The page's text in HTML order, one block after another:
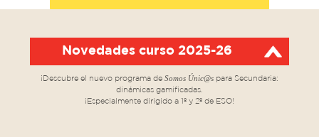
Novedades curso 2025-26
¡Descubre el nuevo programa de Somos Únic@s para Secundaria:
dinámicas gamificadas.
¡Especialmente dirigido a 1º y 2º de ESO!